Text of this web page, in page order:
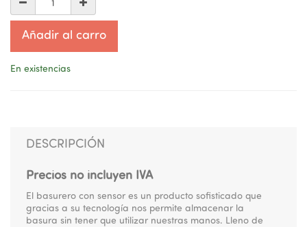
Añadir al carro
En existencias
DESCRIPCIÓN
Precios no incluyen IVA
El basurero con sensor es un producto sofisticado que
gracias a su tecnología nos permite almacenar la
basura sin tener que utilizar nuestras manos. Lleno de